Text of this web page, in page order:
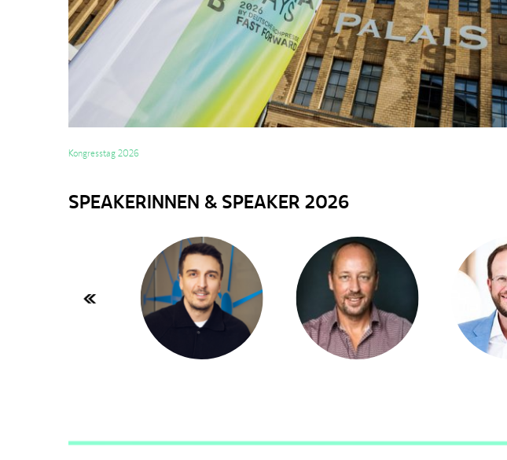
Kongresstag 2026
SPEAKERINNEN & SPEAKER 2026